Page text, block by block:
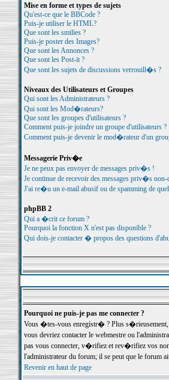
Mise en forme et types de sujets
Qu'est-ce que le BBCode ?
Puis-je utiliser le HTML?
Que sont les smilies ?
Puis-je poster des Images?
Que sont les Annonces ?
Que sont les Post-it ?
Que sont les sujets de discussions verrouill�s ?
Niveaux des Utilisateurs et Groupes
Qui sont les Administrateurs ?
Qui sont les Mod�rateurs?
Que sont les groupes d'utilisateurs ?
Comment puis-je joindre un groupe d'utilisateurs ?
Comment puis-je devenir le mod�rateur d'un
Messagerie Priv�e
Je ne peux pas envoyer de messages priv�s !
Je continue de recevoir des messages priv�s
J'ai re�u un e-mail abusif ou de spamming de
phpBB 2
Qui a �crit ce forum ?
Pourquoi la fonction X n'est pas disponible ?
Qui dois-je contacter � propos des questions
Pourquoi ne puis-je pas me connecter ?
Vous �tes-vous enregistr� ? Plus
vous devriez contacter le webmestre ou
pas vous connecter, v�rifiez et rev�rifiez vos
l'administrateur du forum; il se peut que le
Revenir en haut de page